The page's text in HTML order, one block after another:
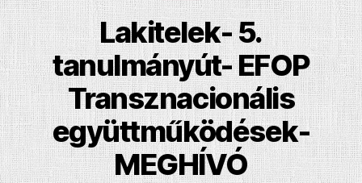
Lakitelek- 5.
tanulmányút- EFOP
Transznacionális
együttműködések-
MEGHÍVÓ